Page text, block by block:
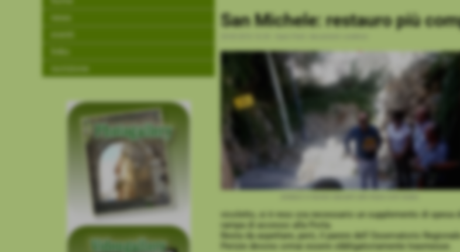
news
eventi
links
iscrizione
San Michele: restauro più
vicoletto, si è reso ora necessario un supplemento di spesa
rampa di accesso alla Porta.
Resta da aspettare, però, il parere dell´Osservatorio
Perizie devono ormai essere obbligatoriamente trasmesse.